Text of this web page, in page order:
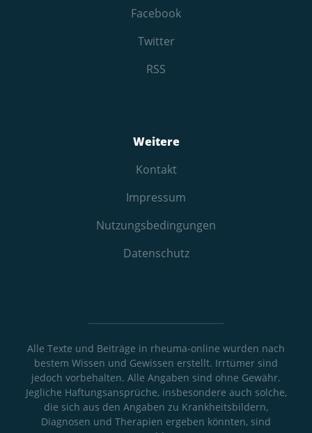
Facebook
Twitter
RSS
Weitere
Kontakt
Impressum
Nutzungs­bedingungen
Datenschutz
Alle Texte und Beiträge in rheuma-online wurden nach
bestem Wissen und Gewissen erstellt. Irrtümer sind
jedoch vorbehalten. Alle Angaben sind ohne Gewähr.
Jegliche Haftungsansprüche, insbesondere auch solche,
die sich aus den Angaben zu Krankheitsbildern,
Diagnosen und Therapien ergeben könnten, sind